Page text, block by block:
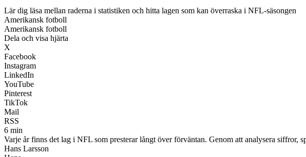
Lär dig läsa mellan raderna i statistiken och hitta lagen som kan överraska i NFL-säsongen
Amerikansk fotboll
Amerikansk fotboll
Dela och visa hjärta
X
Facebook
Instagram
LinkedIn
YouTube
Pinterest
TikTok
Mail
RSS
6 min
Varje år finns det lag i NFL som presterar långt över förväntan. Genom att analysera siffror,
Hans Larsson